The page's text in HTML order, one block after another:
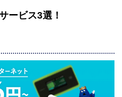
ービス3選！